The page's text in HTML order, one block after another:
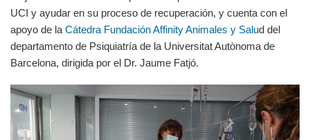
UCI y ayudar en su proceso de recuperación, y cuenta con el
apoyo de la Cátedra Fundación Affinity Animales y Salud del
departamento de Psiquiatría de la Universitat Autònoma de
Barcelona, dirigida por el Dr. Jaume Fatjó.